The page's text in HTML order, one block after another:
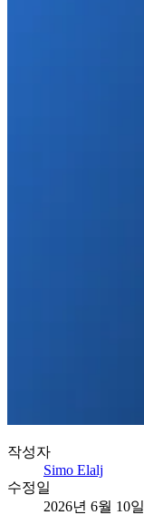
작성자
Simo Elalj
수정일
2026년 6월 10일